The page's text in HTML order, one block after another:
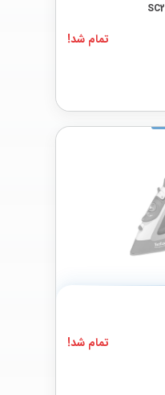
تمام شد!
تمام شد!